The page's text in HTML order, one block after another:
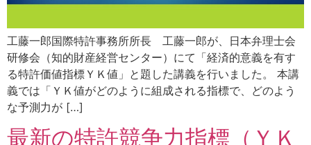
工藤一郎国際特許事務所所長 工藤一郎が、日本弁理士会
研修会（知的財産経営センター）にて「経済的意義を有す
る特許価値指標ＹＫ値」と題した講義を行いました。 本講
義では「ＹＫ値がどのように組成される指標で、どのよう
な予測力が […]
最新の特許競争力指標（ＹＫ